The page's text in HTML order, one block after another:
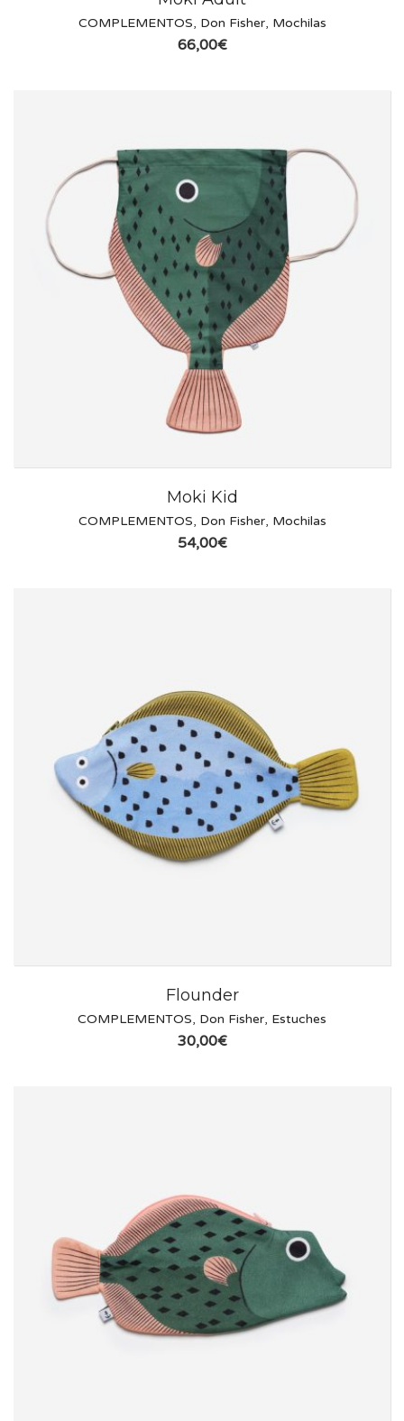
COMPLEMENTOS, Don Fisher, Mochilas
66,00€
Moki Kid
COMPLEMENTOS, Don Fisher, Mochilas
54,00€
Flounder
COMPLEMENTOS, Don Fisher, Estuches
30,00€